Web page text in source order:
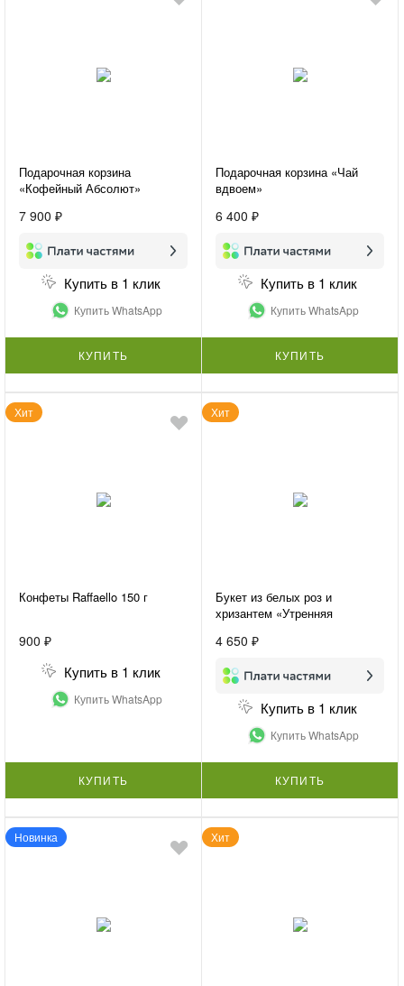
Подарочная корзина
«Кофейный Абсолют»
7 900 ₽
Купить в 1 клик
Купить WhatsApp
КУПИТЬ
Подарочная корзина «Чай
вдвоем»
6 400 ₽
Купить в 1 клик
Купить WhatsApp
КУПИТЬ
Хит
Конфеты Raffaello 150 г
900 ₽
Купить в 1 клик
Купить WhatsApp
КУПИТЬ
Хит
Букет из белых роз и
хризантем «Утренняя
4 650 ₽
Купить в 1 клик
Купить WhatsApp
КУПИТЬ
Новинка Хит